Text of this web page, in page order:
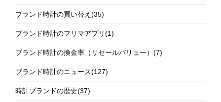
ブランド時計の買い替え(35)
ブランド時計のフリマアプリ(1)
ブランド時計の換金率（リセールバリュー）(7)
ブランド時計のニュース(127)
時計ブランドの歴史(37)